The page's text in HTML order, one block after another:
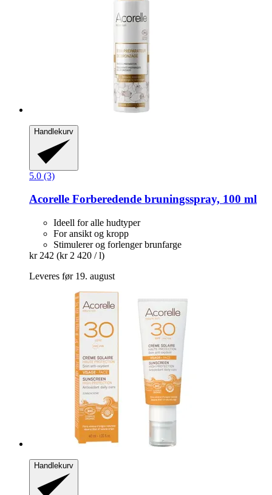
Handlekurv
5.0 (3)
Acorelle Forberedende bruningsspray, 100 ml
Ideell for alle hudtyper
For ansikt og kropp
Stimulerer og forlenger brunfarge
kr 242 (kr 2 420 / l)
Leveres før 19. august
Handlekurv